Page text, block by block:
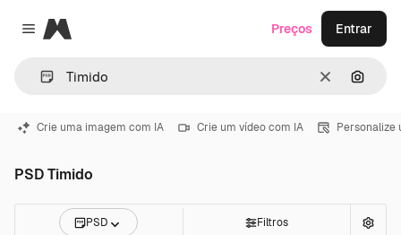
Close menu
Magnific
Limpar
Preços Entrar
Crie uma imagem com IA Crie um vídeo com IA Personalize
PSD Timido
PSD Filtros